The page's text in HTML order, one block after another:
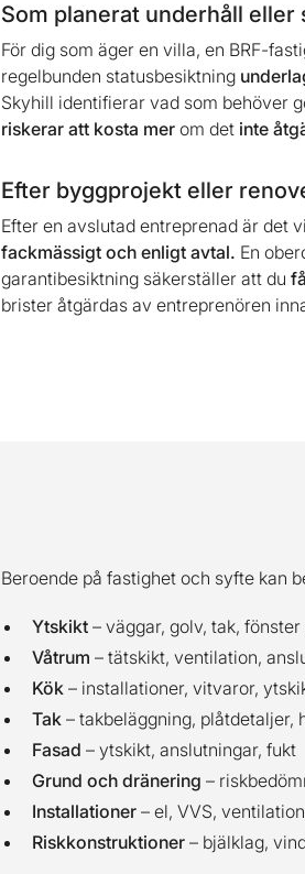
Som planerat underhåll
För dig som äger en villa, en BRF-
regelbunden statusbesiktning
Skyhill identifierar vad som behöver
riskerar att kosta mer om det inte
Efter byggprojekt eller
Efter en avslutad entreprenad är det
fackmässigt och enligt avtal. En
garantibesiktning säkerställer att du
brister åtgärdas av entreprenören
Beroende på fastighet och syfte kan
Ytskikt – väggar, golv, tak,
Våtrum – tätskikt, ventilation,
Kök – installationer, vitvaror,
Tak – takbeläggning, plåtdetaljer,
Fasad – ytskikt, anslutningar, fukt
Grund och dränering –
Installationer – el, VVS,
Riskkonstruktioner – bjälklag,